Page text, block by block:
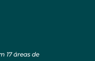
17 áreas de